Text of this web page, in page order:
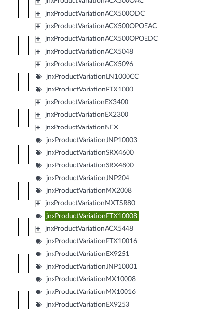
jnxProductVariationACX500ODC
jnxProductVariationACX500OPOEAC
jnxProductVariationACX500OPOEDC
jnxProductVariationACX5048
jnxProductVariationACX5096
jnxProductVariationLN1000CC
jnxProductVariationPTX1000
jnxProductVariationEX3400
jnxProductVariationEX2300
jnxProductVariationNFX
jnxProductVariationJNP10003
jnxProductVariationSRX4600
jnxProductVariationSRX4800
jnxProductVariationJNP204
jnxProductVariationMX2008
jnxProductVariationMXTSR80
jnxProductVariationPTX10008
jnxProductVariationACX5448
jnxProductVariationPTX10016
jnxProductVariationEX9251
jnxProductVariationJNP10001
jnxProductVariationMX10008
jnxProductVariationMX10016
jnxProductVariationEX9253